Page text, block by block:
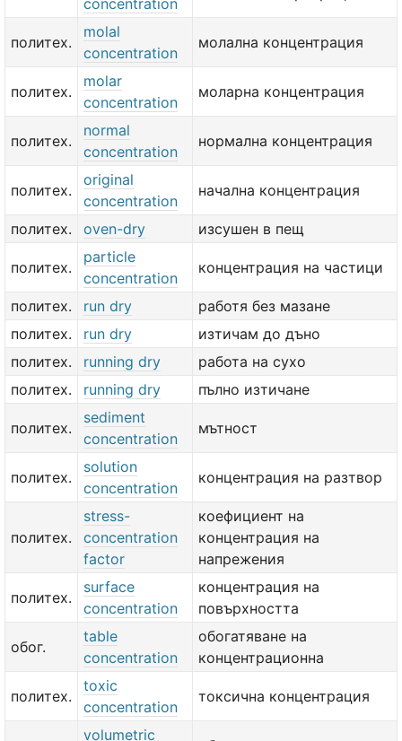
concentration
политех.
molal
concentration
молална концентрация
политех.
molar
concentration
моларна концентрация
политех.
normal
concentration
нормална концентрация
политех.
original
concentration
начална концентрация
политех. oven-dry изсушен в пещ
политех.
particle
concentration
концентрация на частици
политех. run dry
работя без мазане
политех.
run dry
изтичам до дъно
политех.
running dry
работа на сухо
политех.
running dry пълно изтичане
политех.
sediment
concentration
мътност
политех.
solution
concentration
концентрация на разтвор
политех.
stress-
concentration
factor
коефициент на
концентрация на
напрежения
политех.
surface
concentration
концентрация на
повърхността
обог.
table
concentration
обогатяване на
концентрационна
политех.
toxic
concentration
токсична концентрация
volumetric